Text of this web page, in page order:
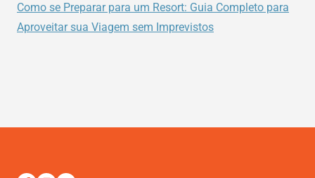
Como se Preparar para um Resort: Guia Completo para
Aproveitar sua Viagem sem Imprevistos